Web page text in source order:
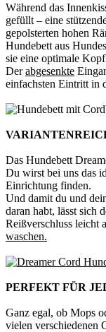
Während das
gefüllt – eine
gepolsterten hohen
Hundebett aus
sie eine optimale
Derabgesenkte
einfachsten Eintritt in
Das Hundebett
Du wirst bei uns das
Einrichtung finden.
Und damit du und
daran habt, lässt sich
Reißverschluss leicht
waschen.
PERFEKT FÜR
Ganz egal, ob Mops
vielen verschiedenen